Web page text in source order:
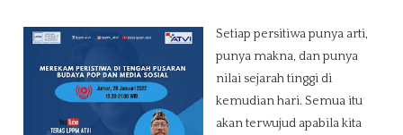
Setiap persitiwa punya arti,
punya makna, dan punya
nilai sejarah tinggi di
kemudian hari. Semua itu
akan terwujud apabila kita